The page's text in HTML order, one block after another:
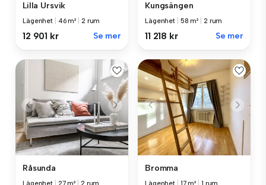
Lilla Ursvik
Lägenhet 46 m² 2 rum
12 901 kr Se mer
Kungsängen
Lägenhet 58 m² 2 rum
11 218 kr Se mer
Råsunda
Lägenhet 27 m² 2 rum
Bromma
Lägenhet 17 m² 1 rum